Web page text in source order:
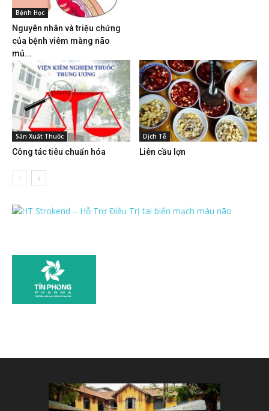
Bệnh Học
Nguyên nhân và triệu chứng
của bệnh viêm màng não
mủ...
Sản Xuất Thuốc
Công tác tiêu chuẩn hóa
Dịch Tễ
Liên cầu lợn